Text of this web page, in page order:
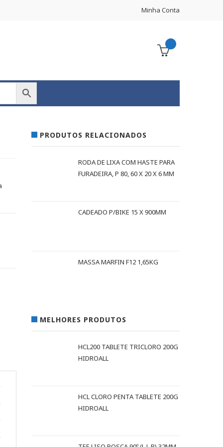
Minha Conta
PRODUTOS RELACIONADOS
RODA DE LIXA COM HASTE PARA
FURADEIRA, P 80, 60 X 20 X 6 MM
CADEADO P/BIKE 15 X 900MM
MASSA MARFIN F12 1,65KG
MELHORES PRODUTOS
HCL200 TABLETE TRICLORO 200G
HIDROALL
HCL CLORO PENTA TABLETE 200G
HIDROALL